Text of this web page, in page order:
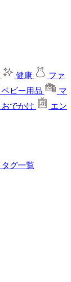
健康
ファ
ベビー用品
マ
おでかけ
エン
タグ一覧